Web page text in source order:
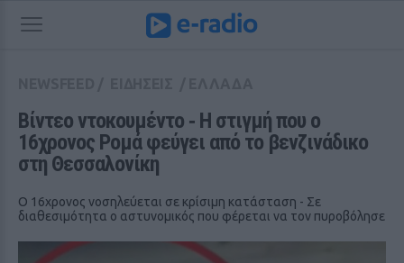
Βίντεο ντοκουμέντο ‑ Η στιγμή που ο
16χρονος Ρομά φεύγει από το βενζινάδικο
στη Θεσσαλονίκη
Ο 16χρονος νοσηλεύεται σε κρίσιμη κατάσταση - Σε
διαθεσιμότητα ο αστυνομικός που φέρεται να τον πυροβόλησε